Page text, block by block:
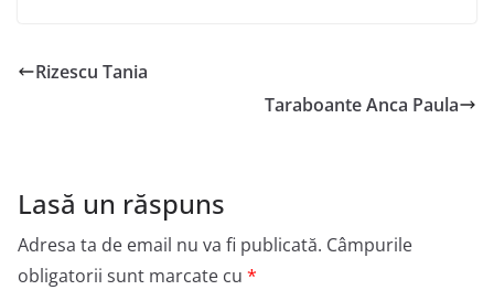
Rizescu Tania
Taraboante Anca Paula
Lasă un răspuns
Adresa ta de email nu va fi publicată. Câmpurile
obligatorii sunt marcate cu *